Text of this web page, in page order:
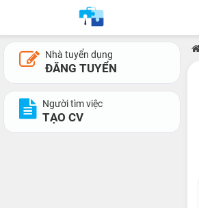
Nhà tuyển dụng
ĐĂNG TUYỂN
Người tìm việc
TẠO CV